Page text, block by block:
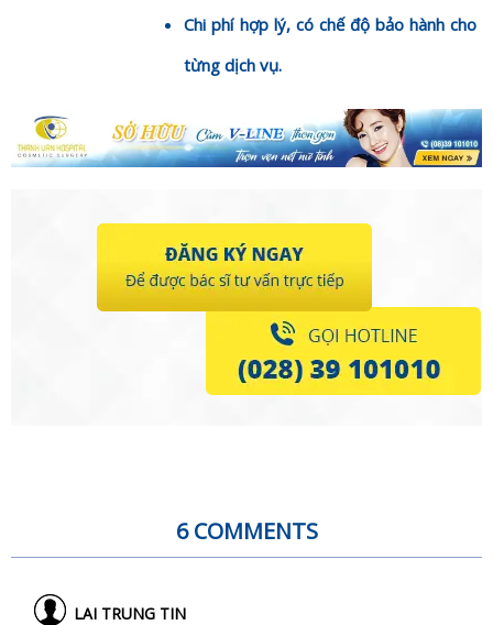
Chi phí hợp lý, có chế độ bảo hành cho
từng dịch vụ.
Hoặc
6 COMMENTS
LAI TRUNG TIN